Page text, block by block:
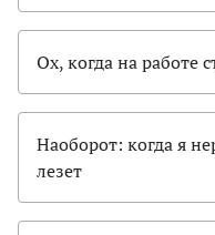
Ох, когда на работе
Наоборот: когда я
лезет